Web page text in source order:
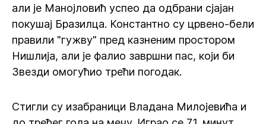
али је Манојловић успео да одбрани сјајан
покушај Бразилца. Константно су црвено-бели
правили "гужву" пред казненим простором
Нишлија, али је фалио завршни пас, који би
Звезди омогућио трећи погодак.
Стигли су изабраници Владана Милојевића и